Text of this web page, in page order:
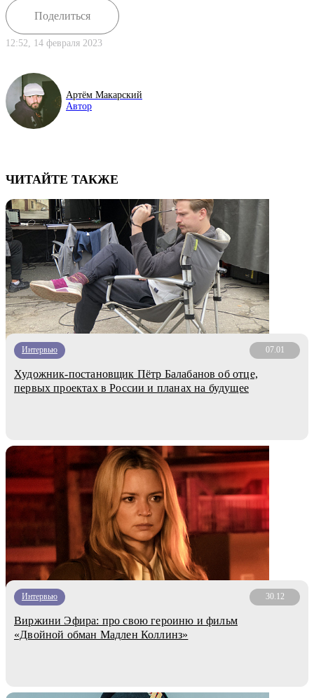
Поделиться
12:52, 14 февраля 2023
Артём Макарский
Автор
ЧИТАЙТЕ ТАКЖЕ
Интервью 07.01
Художник-постановщик Пётр Балабанов об отце,
первых проектах в России и планах на будущее
Интервью 30.12
Виржини Эфира: про свою героиню и фильм
«Двойной обман Мадлен Коллинз»